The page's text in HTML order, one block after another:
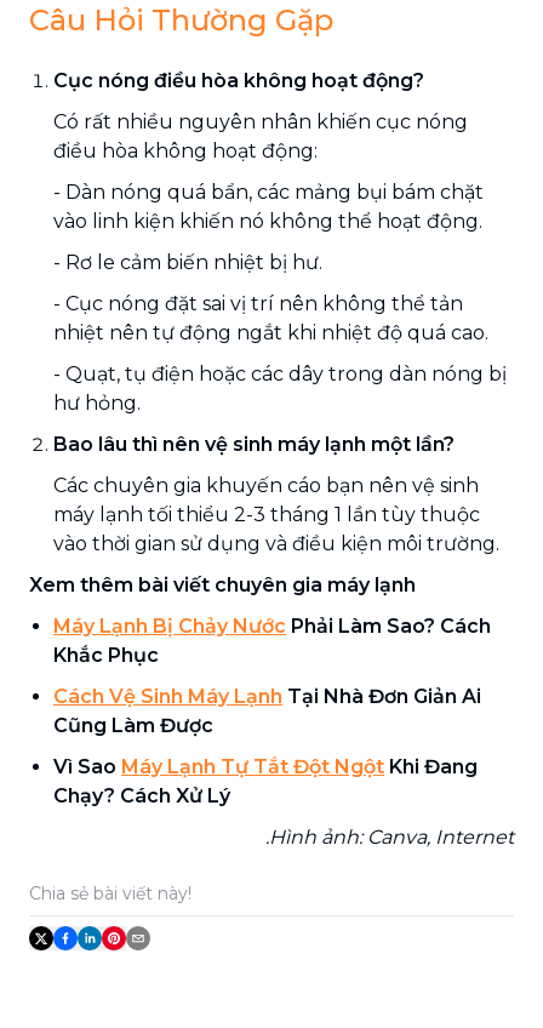
Câu Hỏi Thường Gặp
Cục nóng điều hòa không hoạt động?
Có rất nhiều nguyên nhân khiến cục nóng
điều hòa không hoạt động:
- Dàn nóng quá bẩn, các mảng bụi bám chặt
vào linh kiện khiến nó không thể hoạt động.
- Rơ le cảm biến nhiệt bị hư.
- Cục nóng đặt sai vị trí nên không thể tản
nhiệt nên tự động ngắt khi nhiệt độ quá cao.
- Quạt, tụ điện hoặc các dây trong dàn nóng bị
hư hỏng.
Bao lâu thì nên vệ sinh máy lạnh một lần?
Các chuyên gia khuyến cáo bạn nên vệ sinh
máy lạnh tối thiểu 2-3 tháng 1 lần tùy thuộc
vào thời gian sử dụng và điều kiện môi trường.
Xem thêm bài viết chuyên gia máy lạnh
Máy Lạnh Bị Chảy Nước Phải Làm Sao? Cách
Khắc Phục
Cách Vệ Sinh Máy Lạnh Tại Nhà Đơn Giản Ai
Cũng Làm Được
Vì Sao Máy Lạnh Tự Tắt Đột Ngột Khi Đang
Chạy? Cách Xử Lý
.Hình ảnh: Canva, Internet
Chia sẻ bài viết này!